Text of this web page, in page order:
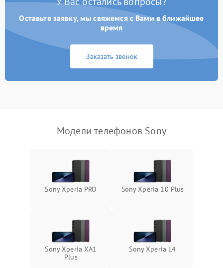
Оставьте заявку, мы свяжемся с Вами в ближайшее
время
Заказать звонок
Модели телефонов Sony
Sony Xperia PRO Sony Xperia 10 Plus
Sony Xperia XA1
Plus
Sony Xperia L4